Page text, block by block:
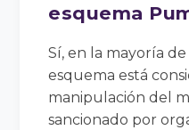
esquema
Sí, en la mayoría
esquema está
manipulación del
sancionado por